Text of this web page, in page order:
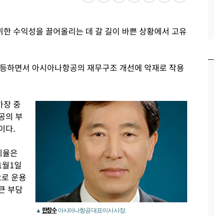
수익성을 끌어올리는 데 갈 길이 바쁜 상황에서 고유
하면서 아시아나항공의 재무구조 개선에 악재로 작용
▲ 한창수아시아나항공 대표이사 사장.
장 중
의 부
다.
은
1일
운용
부담